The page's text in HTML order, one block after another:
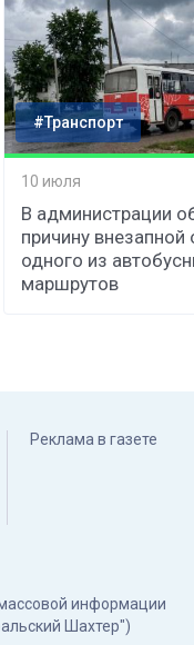
#Транспорт
10 июля
В администрации
причину
одного из
маршрутов
Реклама в газете
информации
Шахтер")